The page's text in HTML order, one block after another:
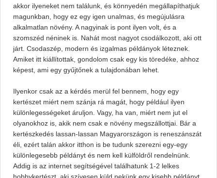
akkor ilyeneket nem találunk, és könnyedén megállapíthatjuk
magunkban, hogy ez egy igen unalmas, és megújulásra
alkalmatlan növény. A nagyinak is pont ilyen volt, és a
szomszéd néninek is. Nahát most nagyot csodálkozott, aki ott
járt. Csodaszép, modern és izgalmas példányok léteznek.
Amiket itt kiállítottak, gondolom csak egy kis töredéke, ahhoz
képest, ami egy gyűjtőnek a tulajdonában lehet.
Ilyenkor csak az a kérdés merül fel bennem, hogy egy
kertészet miért nem szánja rá magát, hogy például ilyen
különlegességeket áruljon. Vagy, ha van, miért nem jut el
olyanokhoz is, akik nem csak e növény megszállottjai. Bár a
kertészkedés lassan-lassan Magyarországon is reneszánszát
éli, ezért talán akkor itthon is be tudunk szerezni egy-egy
különlegesebb példányt és nem kell külföldről rendelnünk.
Addig is az internet segítségével találhatunk 1-2 lelkes